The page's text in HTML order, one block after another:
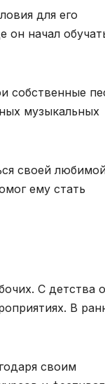
для его
он начал
собственные
музыкальных
своей
ему стать
С детства
В
своим